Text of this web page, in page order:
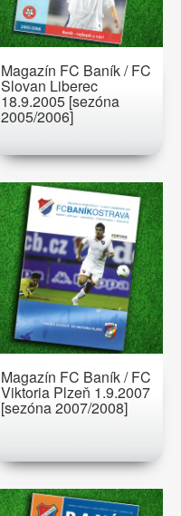
Magazín FC Baník / FC
Slovan Liberec
18.9.2005 [sezóna
2005/2006]
Magazín FC Baník / FC
Viktoria Plzeň 1.9.2007
[sezóna 2007/2008]